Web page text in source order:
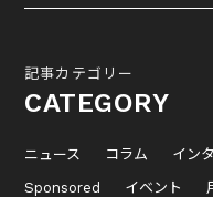
記事カテゴリー
CATEGORY
ニュース コラム イン
Sponsored
イベント